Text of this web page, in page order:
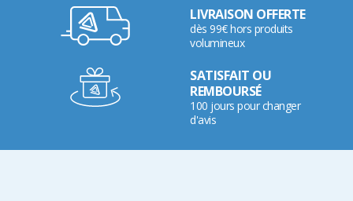
LIVRAISON OFFERTE
dès 99€ hors produits
volumineux
SATISFAIT OU
REMBOURSÉ
100 jours pour changer
d'avis